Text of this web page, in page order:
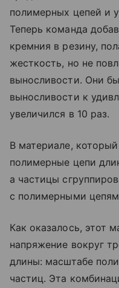
полимерных цепей и
Теперь команда
кремния в резину,
жесткость, но не
выносливости. Они
выносливости к
увеличился в 10 раз.
В материале,
полимерные цепи
а частицы
с полимерными
Как оказалось, этот
напряжение вокруг
длины: масштабе
частиц. Эта